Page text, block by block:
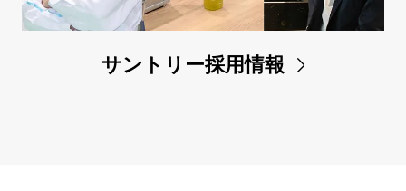
サントリー採用情報